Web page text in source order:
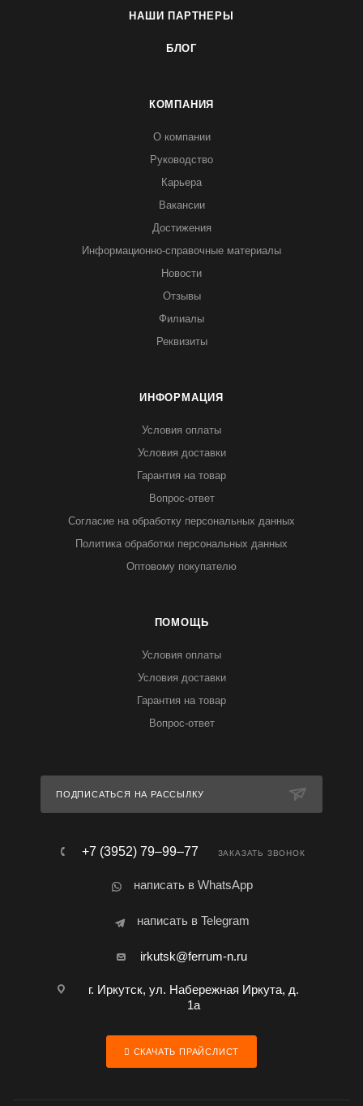
НАШИ ПАРТНЕРЫ
БЛОГ
КОМПАНИЯ
О компании
Руководство
Карьера
Вакансии
Достижения
Информационно-справочные материалы
Новости
Отзывы
Филиалы
Реквизиты
ИНФОРМАЦИЯ
Условия оплаты
Условия доставки
Гарантия на товар
Вопрос-ответ
Согласие на обработку персональных данных
Политика обработки персональных данных
Оптовому покупателю
ПОМОЩЬ
Условия оплаты
Условия доставки
Гарантия на товар
Вопрос-ответ
ПОДПИСАТЬСЯ НА РАССЫЛКУ
+7 (3952) 79‒99‒77 ЗАКАЗАТЬ ЗВОНОК
написать в WhatsApp
написать в Telegram
irkutsk@ferrum-n.ru
г. Иркутск, ул. Набережная Иркута, д.
1а
СКАЧАТЬ ПРАЙСЛИСТ